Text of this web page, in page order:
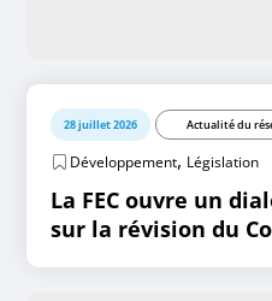
28 juillet 2026 Actualité du
Développement, Législation
La FEC ouvre un
sur la révision du